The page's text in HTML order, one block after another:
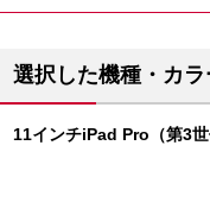
選択した機種・カラ
11インチiPad Pro（第3